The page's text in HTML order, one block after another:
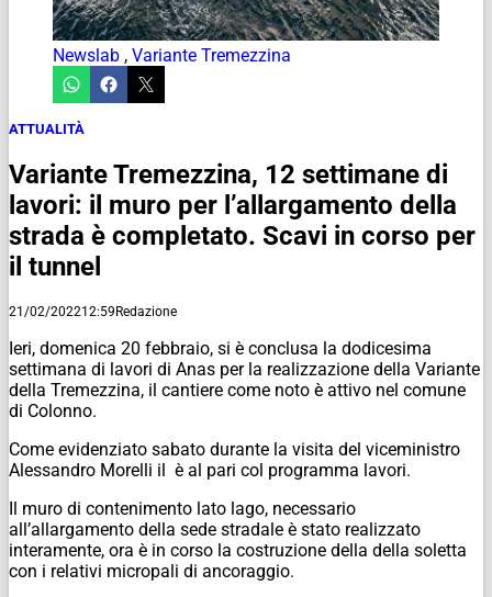
Newslab , Variante Tremezzina
ATTUALITÀ
Variante Tremezzina, 12 settimane di
lavori: il muro per l’allargamento della
strada è completato. Scavi in corso per
il tunnel
21/02/202212:59Redazione
Ieri, domenica 20 febbraio, si è conclusa la dodicesima
settimana di lavori di Anas per la realizzazione della Variante
della Tremezzina, il cantiere come noto è attivo nel comune
di Colonno.
Come evidenziato sabato durante la visita del viceministro
Alessandro Morelli il è al pari col programma lavori.
Il muro di contenimento lato lago, necessario
all’allargamento della sede stradale è stato realizzato
interamente, ora è in corso la costruzione della della soletta
con i relativi micropali di ancoraggio.